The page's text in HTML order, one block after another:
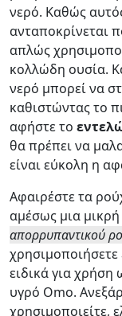
νερό. Καθώς
ανταποκρίνεται
απλώς
κολλώδη ουσία.
νερό μπορεί να
καθιστώντας το
αφήστε το
θα πρέπει να
είναι εύκολη η
Αφαιρέστε τα
αμέσως μια
απορρυπαντικού
χρησιμοποιήσετε
ειδικά για χρήση
υγρό Omo.
χρησιμοποιείτε,